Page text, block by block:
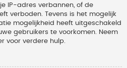
IP-adres verbannen, of de
verboden. Tevens is het mogelijk
mogelijkheid heeft uitgeschakeld
gebruikers te voorkomen. Neem
voor verdere hulp.